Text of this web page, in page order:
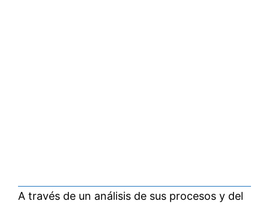
A través de un análisis de sus procesos y del